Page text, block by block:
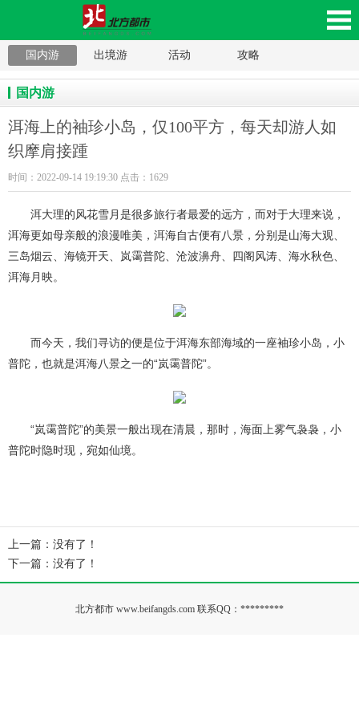
海上的袖珍小岛，仅100平方，每天却游人如织
摩肩接踵_北方都市，辽沈家电网，沈阳家电
网，辽沈家电家居平台，辽宁数码产品移动版
国内游 出境游 活动 攻略
国内游
洱海上的袖珍小岛，仅100平方，每天却游人如
织摩肩接踵
时间：2022-09-14 19:19:30 点击：1629
洱大理的风花雪月是很多旅行者最爱的远方，而对于大理来说，
洱海更如母亲般的浪漫唯美，洱海自古便有八景，分别是山海大观、
三岛烟云、海镜开天、岚霭普陀、沧波濞舟、四阁风涛、海水秋色、
洱海月映。
而今天，我们寻访的便是位于洱海东部海域的一座袖珍小岛，小
普陀，也就是洱海八景之一的“岚霭普陀”。
“岚霭普陀”的美景一般出现在清晨，那时，海面上雾气袅袅，小
普陀时隐时现，宛如仙境。
上一篇：没有了！
下一篇：没有了！
北方都市 www.beifangds.com 联系QQ： *********